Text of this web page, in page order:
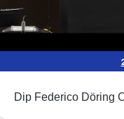
Dip Federico Döring